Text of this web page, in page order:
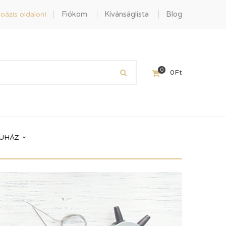
oldalon! Fiókom Kívánságlista Blog
0 0Ft